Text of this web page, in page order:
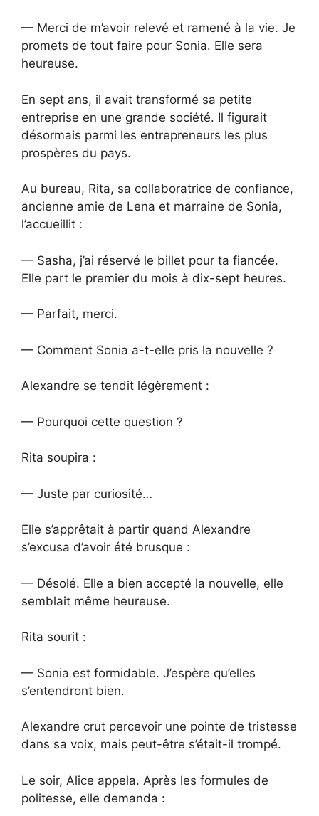
— Merci de m’avoir relevé et ramené à la vie. Je
promets de tout faire pour Sonia. Elle sera
heureuse.
En sept ans, il avait transformé sa petite
entreprise en une grande société. Il figurait
désormais parmi les entrepreneurs les plus
prospères du pays.
Au bureau, Rita, sa collaboratrice de confiance,
ancienne amie de Lena et marraine de Sonia,
l’accueillit :
— Sasha, j’ai réservé le billet pour ta fiancée.
Elle part le premier du mois à dix-sept heures.
— Parfait, merci.
— Comment Sonia a-t-elle pris la nouvelle ?
Alexandre se tendit légèrement :
— Pourquoi cette question ?
Rita soupira :
— Juste par curiosité…
Elle s’apprêtait à partir quand Alexandre
s’excusa d’avoir été brusque :
— Désolé. Elle a bien accepté la nouvelle, elle
semblait même heureuse.
Rita sourit :
— Sonia est formidable. J’espère qu’elles
s’entendront bien.
Alexandre crut percevoir une pointe de tristesse
dans sa voix, mais peut-être s’était-il trompé.
Le soir, Alice appela. Après les formules de
politesse, elle demanda :